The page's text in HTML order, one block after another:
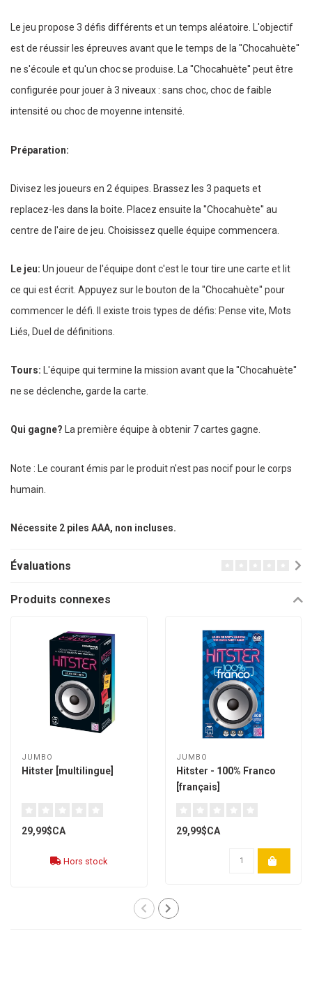
Le jeu propose 3 défis différents et un temps aléatoire. L'objectif
est de réussir les épreuves avant que le temps de la ''Chocahuète''
ne s'écoule et qu'un choc se produise. La ''Chocahuète'' peut être
configurée pour jouer à 3 niveaux : sans choc, choc de faible
intensité ou choc de moyenne intensité.
Préparation:
Divisez les joueurs en 2 équipes. Brassez les 3 paquets et
replacez-les dans la boite. Placez ensuite la ''Chocahuète'' au
centre de l'aire de jeu. Choisissez quelle équipe commencera.
Le jeu: Un joueur de l'équipe dont c'est le tour tire une carte et lit
ce qui est écrit. Appuyez sur le bouton de la ''Chocahuète'' pour
commencer le défi. Il existe trois types de défis: Pense vite, Mots
Liés, Duel de définitions.
Tours:
L'équipe qui termine la mission avant que la ''Chocahuète''
ne se déclenche, garde la carte.
Qui gagne? La première équipe à obtenir 7 cartes gagne.
Note : Le courant émis par le produit n'est pas nocif pour le corps
humain.
Nécessite 2 piles AAA, non incluses.
Évaluations
Produits connexes
JUMBO
Hitster [multilingue]
29,99$CA
Hors stock
JUMBO
Hitster - 100% Franco
[français]
29,99$CA